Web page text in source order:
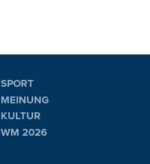
SPORT
MEINUNG
KULTUR
WM 2026